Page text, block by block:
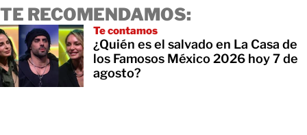
TE RECOMENDAMOS:
Te contamos
¿Quién es el salvado en La Casa de
los Famosos México 2026 hoy 7 de
agosto?